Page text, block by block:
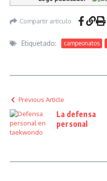
Compartir articulo
Etiquetado: campeonatos
Previous Article
La defensa
personal